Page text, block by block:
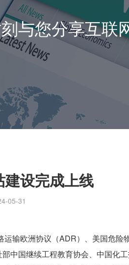
与您分享互联
设完成上线
05-31
输欧洲协议（ADR）、美国危
中国继续工程教育协会、中国化